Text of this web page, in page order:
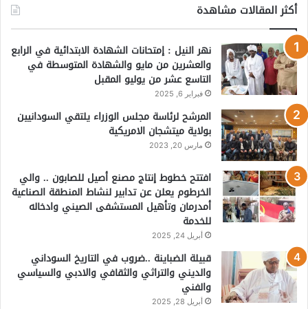
أكثر المقالات مشاهدة
نهر النيل : إمتحانات الشهادة الابتدائية في الرابع
والعشرين من مايو والشهادة المتوسطة في
التاسع عشر من يوليو المقبل
فبراير 6, 2025
المرشح لرئاسة مجلس الوزراء يلتقي السودانيين
بولاية ميتشجان الامريكية
مارس 20, 2023
افتتح خطوط إنتاج مصنع أصيل للصابون .. والي
الخرطوم يعلن عن تدابير لنشاط المنطقة الصناعية
أمدرمان وتأهيل المستشفى الصيني وادخاله
للخدمة
أبريل 24, 2025
قبيلة الضباينة ..ضروب في التاريخ السوداني
والديني والتراثي والثقافي والادبي والسياسي
والفني
أبريل 28, 2025